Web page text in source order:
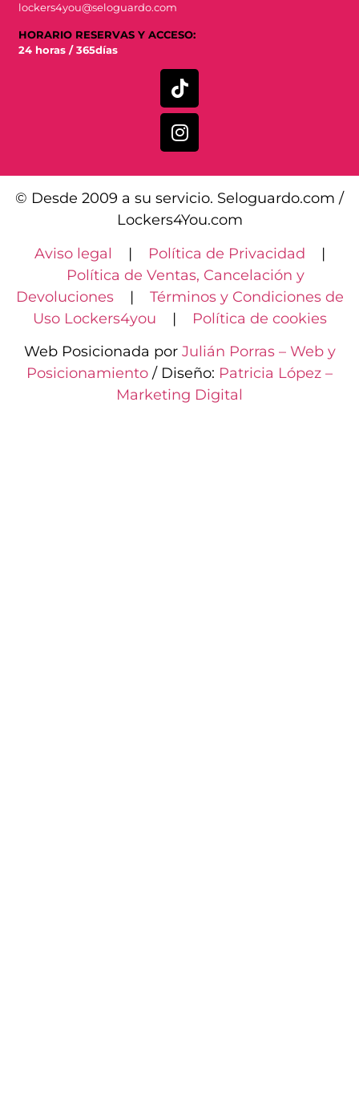
lockers4you@seloguardo.com
HORARIO RESERVAS Y ACCESO:
24 horas / 365días
© Desde 2009 a su servicio. Seloguardo.com /
Lockers4You.com
Aviso legal | Política de Privacidad |
Política de Ventas, Cancelación y
Devoluciones| Términos y Condiciones de
Uso Lockers4you |
Política de cookies
Web Posicionada por Julián Porras – Web y
Posicionamiento / Diseño: Patricia López –
Marketing Digital